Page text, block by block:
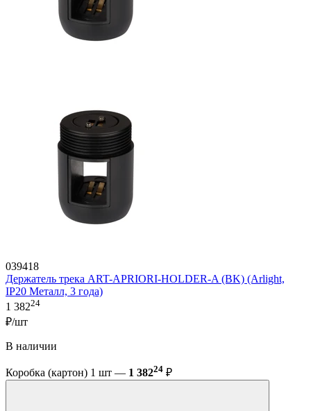
039418
Держатель трека ART-APRIORI-HOLDER-A (BK) (Arlight,
IP20 Металл, 3 года)
1 38224
₽/шт
В наличии
Коробка (картон) 1 шт — 1 38224 ₽